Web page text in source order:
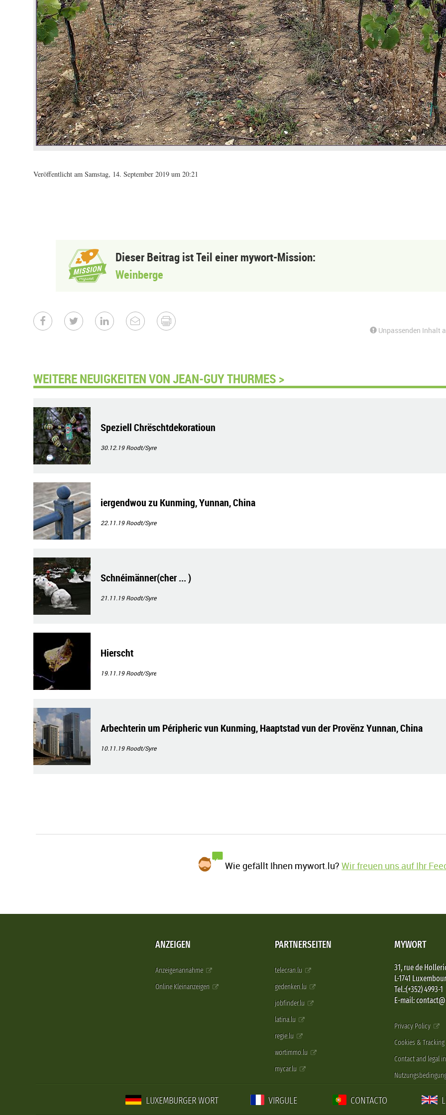
Veröffentlicht am Samstag, 14. September 2019 um 20:21
Dieser Beitrag ist Teil einer mywort-Mission:
Weinberge
Unpassenden Inhalt
WEITERE NEUIGKEITEN VON JEAN-GUY THURMES >
Speziell Chrëschtdekoratioun
30.12.19Roodt/Syre
iergendwou zu Kunming, Yunnan, China
22.11.19Roodt/Syre
Schnéimänner(cher ... )
21.11.19Roodt/Syre
Hierscht
19.11.19Roodt/Syre
Arbechterin um Péripheric vun Kunming, Haaptstad vun der Provënz Yunnan, China
10.11.19Roodt/Syre
Wie gefällt Ihnen mywort.lu?Wir freuen uns auf Ihr
ANZEIGEN
Anzeigenannahme
Online Kleinanzeigen
PARTNERSEITEN
telecran.lu
gedenken.lu
jobfinder.lu
latina.lu
regie.lu
wortimmo.lu
mycar.lu
MYWORT
31, rue de
L-1741
Tel.:(+352) 4993-1
E-mail:
Privacy Policy
Cookies & Tracking
Contact and legal
LUXEMBURGER WORT VIRGULE CONTACTO